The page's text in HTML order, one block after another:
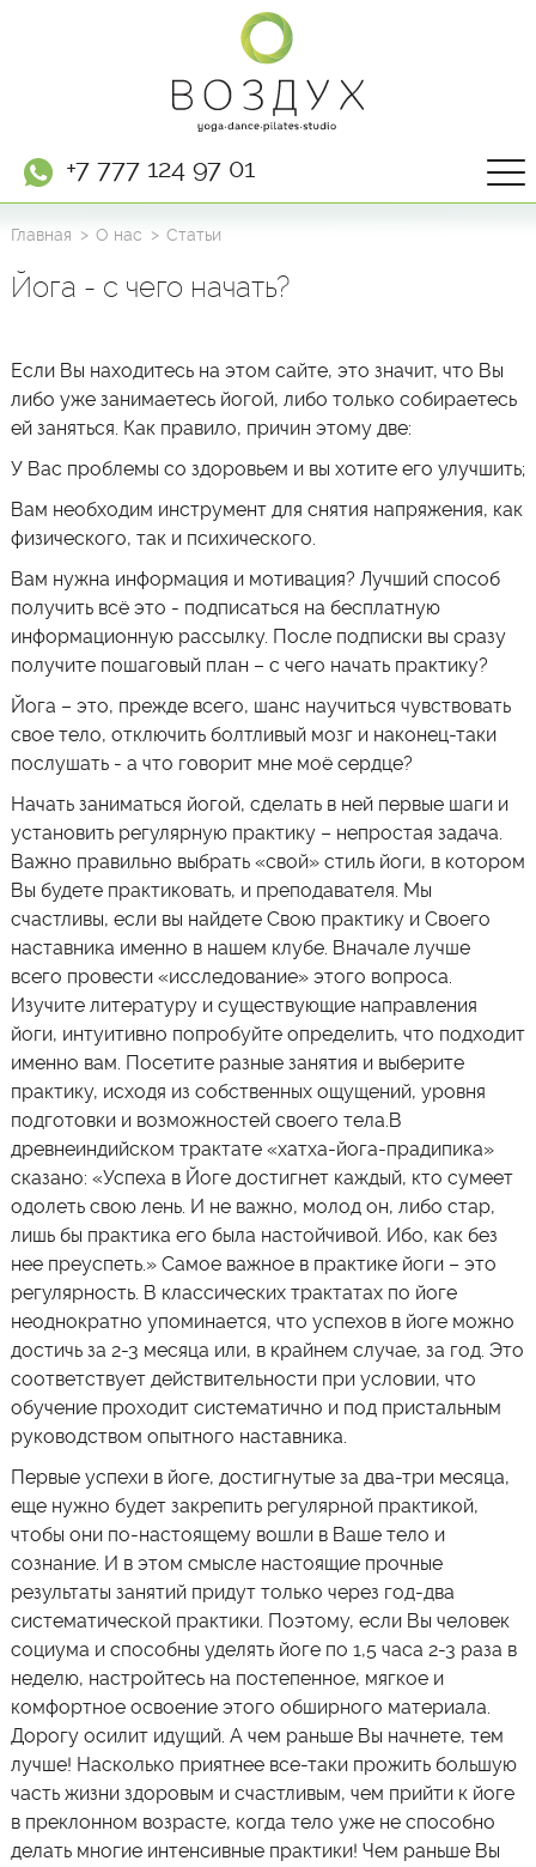
+7 777 124 97 01
Главная О нас Статьи
Йога - с чего начать?
Если Вы находитесь на этом сайте, это значит, что Вы
либо уже занимаетесь йогой, либо только собираетесь
ей заняться. Как правило, причин этому две:
У Вас проблемы со здоровьем и вы хотите его улучшить;
Вам необходим инструмент для снятия напряжения, как
физического, так и психического.
Вам нужна информация и мотивация? Лучший способ
получить всё это - подписаться на бесплатную
информационную рассылку. После подписки вы сразу
получите пошаговый план – с чего начать практику?
Йога – это, прежде всего, шанс научиться чувствовать
свое тело, отключить болтливый мозг и наконец-таки
послушать - а что говорит мне моё сердце?
Начать заниматься йогой, сделать в ней первые шаги и
установить регулярную практику – непростая задача.
Важно правильно выбрать «свой» стиль йоги, в котором
Вы будете практиковать, и преподавателя. Мы
счастливы, если вы найдете Свою практику и Своего
наставника именно в нашем клубе. Вначале лучше
всего провести «исследование» этого вопроса.
Изучите литературу и существующие направления
йоги, интуитивно попробуйте определить, что подходит
именно вам. Посетите разные занятия и выберите
практику, исходя из собственных ощущений, уровня
подготовки и возможностей своего тела.В
древнеиндийском трактате «хатха-йога-прадипика»
сказано: «Успеха в Йоге достигнет каждый, кто сумеет
одолеть свою лень. И не важно, молод он, либо стар,
лишь бы практика его была настойчивой. Ибо, как без
нее преуспеть.» Самое важное в практике йоги – это
регулярность. В классических трактатах по йоге
неоднократно упоминается, что успехов в йоге можно
достичь за 2-3 месяца или, в крайнем случае, за год. Это
соответствует действительности при условии, что
обучение проходит систематично и под пристальным
руководством опытного наставника.
Первые успехи в йоге, достигнутые за два-три месяца,
еще нужно будет закрепить регулярной практикой,
чтобы они по-настоящему вошли в Ваше тело и
сознание. И в этом смысле настоящие прочные
результаты занятий придут только через год-два
систематической практики. Поэтому, если Вы человек
социума и способны уделять йоге по 1,5 часа 2-3 раза в
неделю, настройтесь на постепенное, мягкое и
комфортное освоение этого обширного материала.
Дорогу осилит идущий. А чем раньше Вы начнете, тем
лучше! Насколько приятнее все-таки прожить большую
часть жизни здоровым и счастливым, чем прийти к йоге
в преклонном возрасте, когда тело уже не способно
делать многие интенсивные практики! Чем раньше Вы